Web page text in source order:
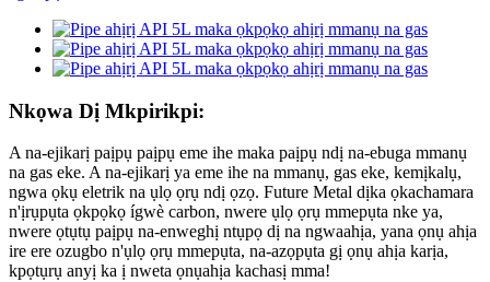
Nkọwa Dị Mkpirikpi:
A na-ejikarị paịpụ paịpụ eme ihe maka paịpụ ndị na-ebuga mmanụ
na gas eke. A na-ejikarị ya eme ihe na mmanụ, gas eke, kemịkalụ,
ngwa ọkụ eletrik na ụlọ ọrụ ndị ọzọ. Future Metal dịka ọkachamara
n'ịrụpụta ọkpọkọ ígwè carbon, nwere ụlọ ọrụ mmepụta nke ya,
nwere ọtụtụ paịpụ na-enweghị ntụpọ dị na ngwaahịa, yana ọnụ ahịa
ire ere ozugbo n'ụlọ ọrụ mmepụta, na-azọpụta gị ọnụ ahịa karịa,
kpọtụrụ anyị ka ị nweta ọnụahịa kachasị mma!